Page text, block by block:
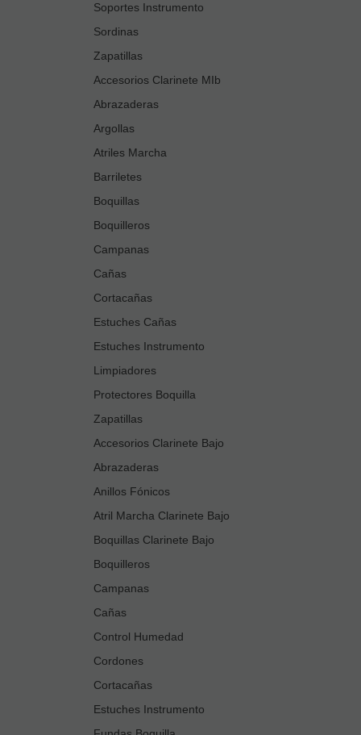
Soportes Instrumento
Sordinas
Zapatillas
Accesorios Clarinete MIb
Abrazaderas
Argollas
Atriles Marcha
Barriletes
Boquillas
Boquilleros
Campanas
Cañas
Cortacañas
Estuches Cañas
Estuches Instrumento
Limpiadores
Protectores Boquilla
Zapatillas
Accesorios Clarinete Bajo
Abrazaderas
Anillos Fónicos
Atril Marcha Clarinete Bajo
Boquillas Clarinete Bajo
Boquilleros
Campanas
Cañas
Control Humedad
Cordones
Cortacañas
Estuches Instrumento